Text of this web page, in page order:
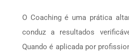
O Coaching é uma prática
conduz a resultados
Quando é aplicada por